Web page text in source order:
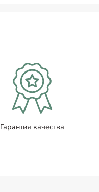
Гарантия качества